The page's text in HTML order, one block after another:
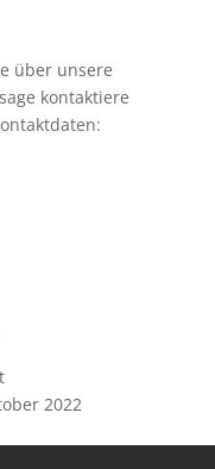
über unsere
kontaktiere
2022